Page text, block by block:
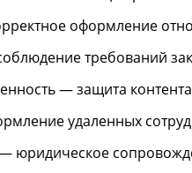
оформление
требований
— защита
удаленных
юридическое